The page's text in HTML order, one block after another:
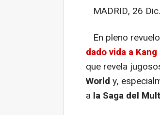
MADRID, 26
En pleno
dado vida a
que revela
World y,
a la Saga del